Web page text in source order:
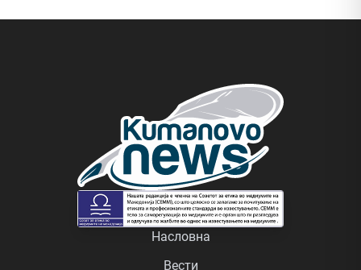
Насловна
Вести